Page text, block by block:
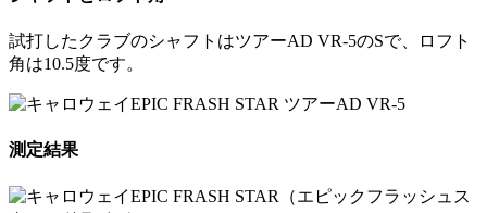
試打したクラブのシャフトはツアーAD VR-5のSで、ロフト
角は10.5度です。
測定結果